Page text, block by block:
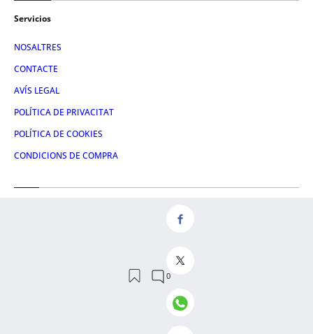
Servicios
NOSALTRES
CONTACTE
AVÍS LEGAL
POLÍTICA DE PRIVACITAT
POLÍTICA DE COOKIES
CONDICIONS DE COMPRA